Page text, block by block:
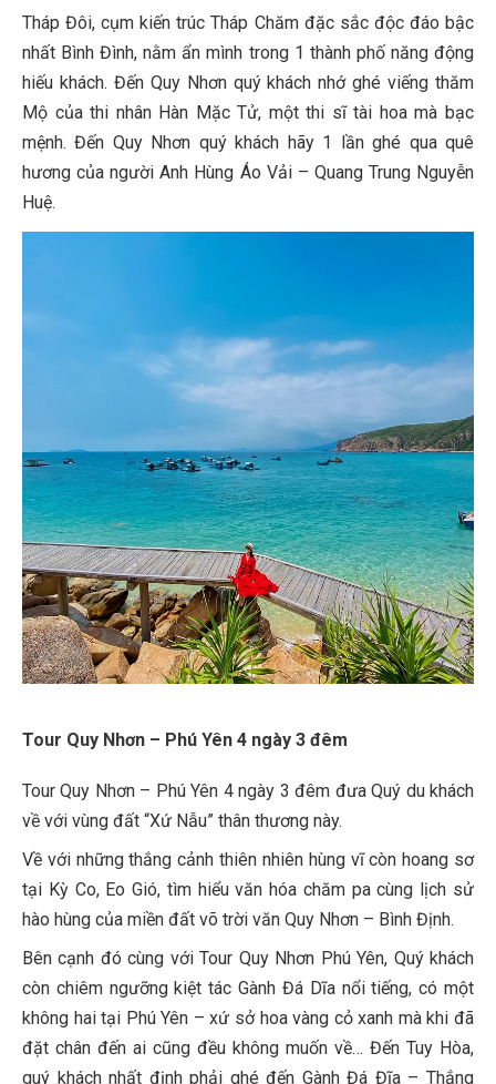
Tháp Đôi, cụm kiến trúc Tháp Chăm đặc sắc độc đáo bậc
nhất Bình Đình, nằm ẩn mình trong 1 thành phố năng động
hiếu khách. Đến Quy Nhơn quý khách nhớ ghé viếng thăm
Mộ của thi nhân Hàn Mặc Tử, một thi sĩ tài hoa mà bạc
mệnh. Đến Quy Nhơn quý khách hãy 1 lần ghé qua quê
hương của người Anh Hùng Áo Vải – Quang Trung Nguyễn
Huệ.
Tour Quy Nhơn – Phú Yên 4 ngày 3 đêm
Tour Quy Nhơn – Phú Yên 4 ngày 3 đêm đưa Quý du khách
về với vùng đất “Xứ Nẫu” thân thương này.
Về với những thắng cảnh thiên nhiên hùng vĩ còn hoang sơ
tại Kỳ Co, Eo Gió, tìm hiểu văn hóa chăm pa cùng lịch sử
hào hùng của miền đất võ trời văn Quy Nhơn – Bình Định.
Bên cạnh đó cùng với Tour Quy Nhơn Phú Yên, Quý khách
còn chiêm ngưỡng kiệt tác Gành Đá Dĩa nổi tiếng, có một
không hai tại Phú Yên – xứ sở hoa vàng cỏ xanh mà khi đã
đặt chân đến ai cũng đều không muốn về… Đến Tuy Hòa,
quý khách nhất định phải ghé đến Gành Đá Đĩa – Thắng